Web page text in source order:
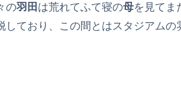
の羽田 は荒れてふて寝の母を見てま
しており、この間とはスタジアムの